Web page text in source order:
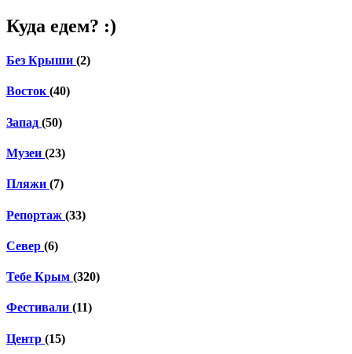
Куда едем? :)
Без Крыши (2)
Восток(40)
Запад (50)
Музеи (23)
Пляжи (7)
Репортаж (33)
Север (6)
Тебе Крым (320)
Фестивали (11)
Центр (15)